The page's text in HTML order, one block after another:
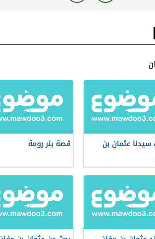
عثمان بن
قصة بئر رومة